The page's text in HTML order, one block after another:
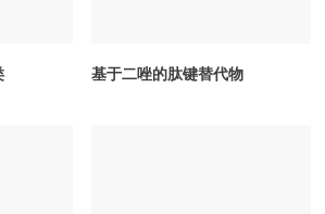
基于二唑的肽键替代物